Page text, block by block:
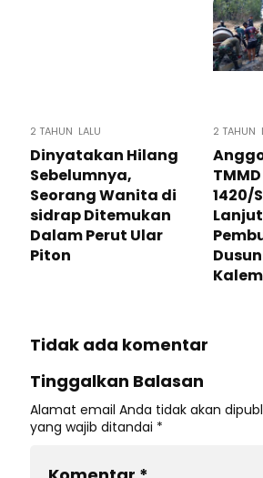
2 TAHUN LALU
Dinyatakan Hilang
Sebelumnya,
Seorang Wanita di
sidrap Ditemukan
Dalam Perut Ular
Piton
2 TAHUN
1420/
Tidak ada komentar
Tinggalkan Balasan
Alamat email Anda tidak akan
yang wajib ditandai *